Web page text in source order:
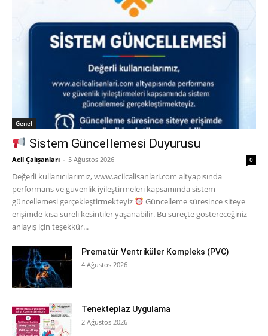
Genel
Sistem Güncellemesi Duyurusu
Acil Çalışanları - 5 Ağustos 2026 0
Değerli kullanıcılarımız, www.acilcalisanlari.com altyapısında
performans ve güvenlik iyileştirmeleri kapsamında sistem
güncellemesi gerçekleştirmekteyiz
Güncelleme süresince siteye
erişimde kısa süreli kesintiler yaşanabilir. Bu süreçte göstereceğiniz
anlayış için teşekkür...
Prematür Ventriküler Kompleks (PVC)
4 Ağustos 2026
Tenekteplaz Uygulama
2 Ağustos 2026